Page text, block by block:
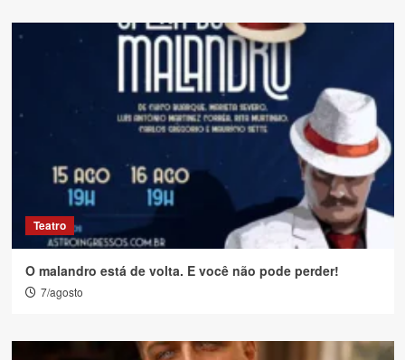
Teatro
O malandro está de volta. E você não pode perder!
7/agosto